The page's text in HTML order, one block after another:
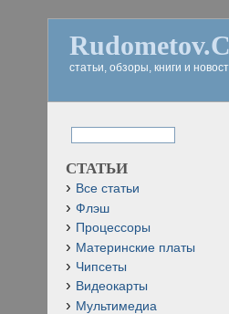
статьи, обзоры, книги и
СТАТЬИ
Все статьи
Флэш
Процессоры
Материнские платы
Чипсеты
Видеокарты
Мультимедиа